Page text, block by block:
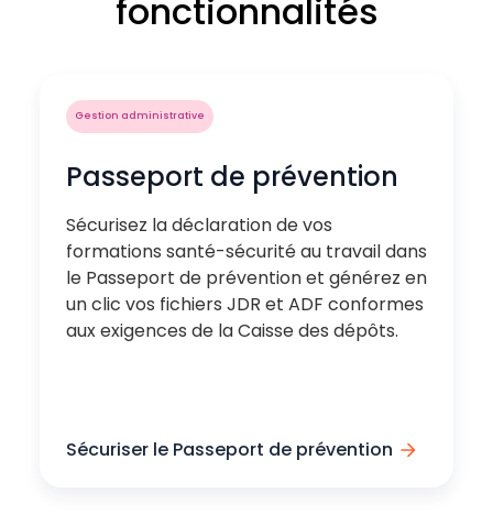
fonctionnalités
Gestion administrative
Passeport de prévention
Sécurisez la déclaration de vos
formations santé-sécurité au travail dans
le Passeport de prévention et générez en
un clic vos fichiers JDR et ADF conformes
aux exigences de la Caisse des dépôts.
Sécuriser le Passeport de prévention